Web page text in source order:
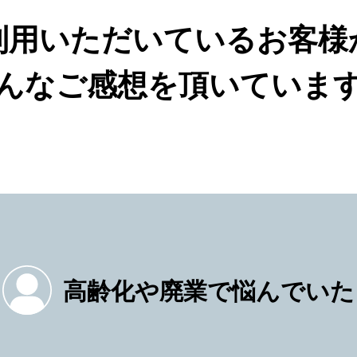
用いただいているお客様
なご感想を頂いています
高齢化や廃業で悩んでいた